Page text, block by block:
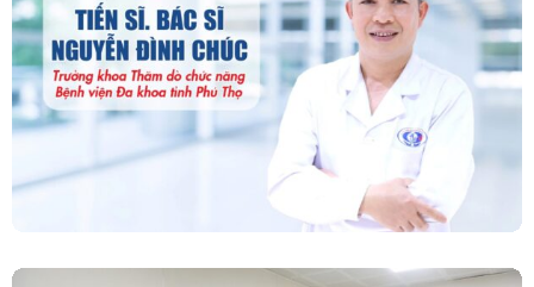
“Người Dẫn Đường” Của Khoa Thăm Dò Chức
Năng – Bệnh Viện Đa Khoa Tỉnh Phú Thọ